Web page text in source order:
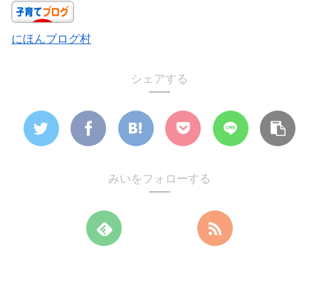
にほんブログ村
シェアする
みいをフォローする